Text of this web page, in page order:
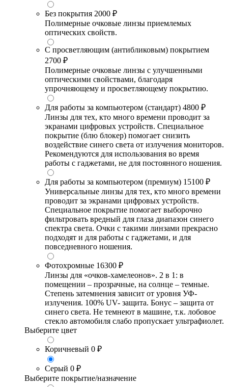
Без покрытия 2000 ₽
Полимерные очковые линзы приемлемых
оптических свойств.
С просветляющим (антибликовым) покрытием
2700 ₽
Полимерные очковые линзы с улучшенными
оптическими свойствами, благодаря
упрочняющему и просветляющему покрытию.
Для работы за компьютером (стандарт) 4800 ₽
Линзы для тех, кто много времени проводит за
экранами цифровых устройств. Специальное
покрытие (блю блокер) помогает снизить
воздействие синего света от излучения мониторов.
Рекомендуются для использования во время
работы с гаджетами, не для постоянного ношения.
Для работы за компьютером (премиум) 15100 ₽
Универсальные линзы для тех, кто много времени
проводит за экранами цифровых устройств.
Специальное покрытие помогает выборочно
фильтровать вредный для глаза диапазон синего
спектра света. Очки с такими линзами прекрасно
подходят и для работы с гаджетами, и для
повседневного ношения.
Фотохромные 16300 ₽
Линзы для «очков-хамелеонов». 2 в 1: в
помещении – прозрачные, на солнце – темные.
Степень затемнения зависит от уровня УФ-
излучения. 100% UV- защита. Бонус – защита от
синего света. Не темнеют в машине, т.к. лобовое
стекло автомобиля слабо пропускает ультрафиолет.
Выберите цвет
Коричневый 0 ₽
Серый 0 ₽
Выберите покрытие/назначение